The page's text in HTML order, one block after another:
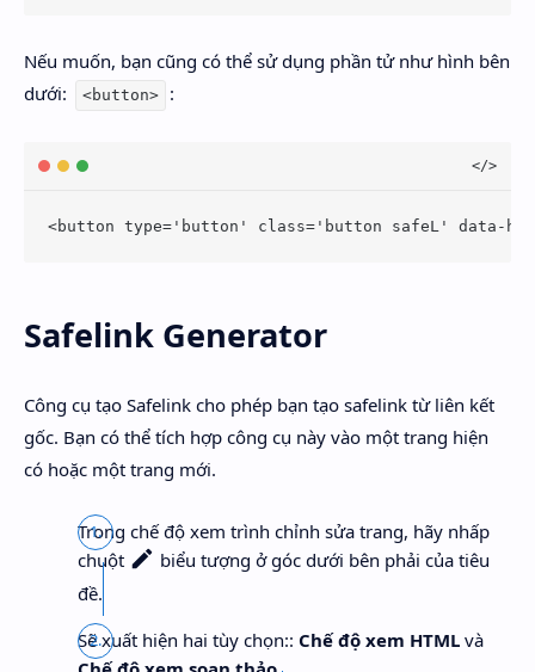
Nếu muốn, bạn cũng có thể sử dụng phần tử như hình bên
dưới:
<button> :
<button type='button' class='button safeL' data-
Safelink Generator
Công cụ tạo Safelink cho phép bạn tạo safelink từ liên kết
gốc. Bạn có thể tích hợp công cụ này vào một trang hiện
có hoặc một trang mới.
Trong chế độ xem trình chỉnh sửa trang, hãy nhấp
chuột
biểu tượng ở góc dưới bên phải của tiêu
đề.
Sẽ xuất hiện hai tùy chọn:: Chế độ xem HTML và